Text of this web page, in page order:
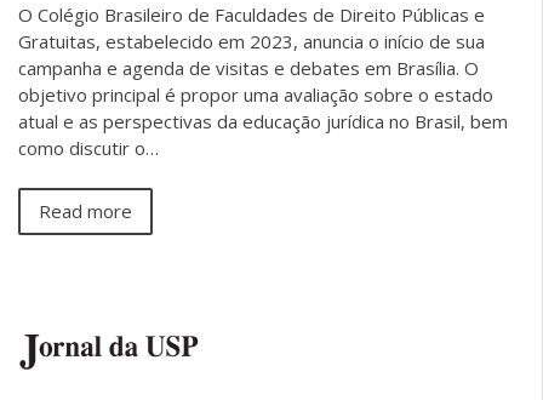
O Colégio Brasileiro de Faculdades de Direito Públicas e
Gratuitas, estabelecido em 2023, anuncia o início de sua
campanha e agenda de visitas e debates em Brasília. O
objetivo principal é propor uma avaliação sobre o estado
atual e as perspectivas da educação jurídica no Brasil, bem
como discutir o…
Read more